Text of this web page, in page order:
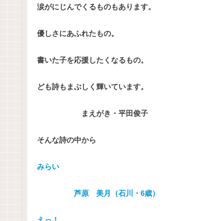
涙がにじんでくるものもあります。
優しさにあふれたもの。
書いた子を応援したくなるもの。
ども詩もまぶしく輝いています。
まえがき・平田俊子
そんな詩の中から
みらい
芦原 美月（石川・6歳）